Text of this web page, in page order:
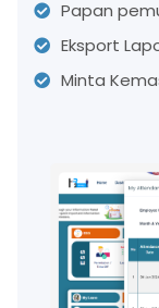
Papan
Eksport
Minta